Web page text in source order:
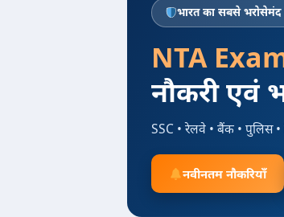
भारत का सबसे भरोसेमंद
NTA
नौकरी एवं
SSC • रेलवे • बैंक • पुलिस •
नवीनतम नौकरियाँ